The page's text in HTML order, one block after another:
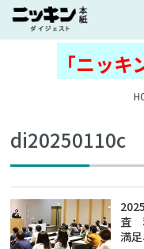
「ニッ
di20250110c
査
満